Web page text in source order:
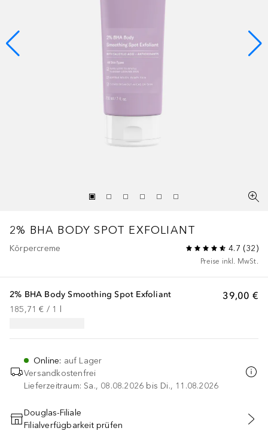
2% BHA BODY SPOT EXFOLIANT
Körpercreme 4.7 (32)
Preise inkl. MwSt.
39,00 €
2% BHA Body Smoothing Spot Exfoliant
185,71 € / 1
Online: auf Lager
Versandkostenfrei
Lieferzeitraum: Sa., 08.08.2026 bis Di., 11.08.2026
IN DEN WARENKORB
Douglas-Filiale
Filialverfügbarkeit prüfen